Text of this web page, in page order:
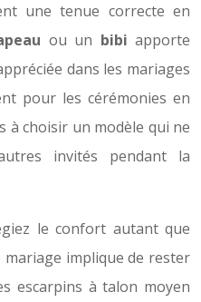
une tenue correcte en
ou un bibi apporte
dans les mariages
pour les cérémonies en
choisir un modèle qui ne
invités pendant la
le confort autant que
mariage implique de rester
escarpins à talon moyen